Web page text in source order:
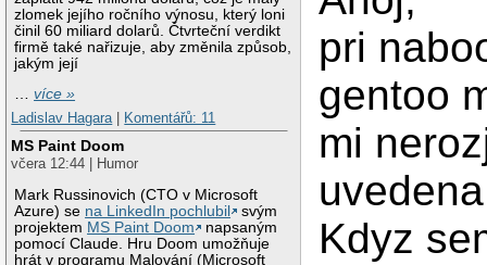
zlomek jejího ročního výnosu, který loni
činil 60 miliard dolarů. Čtvrteční verdikt
firmě také nařizuje, aby změnila způsob,
jakým její
…více »
Ladislav Hagara
Komentářů: 11
MS Paint Doom
včera 12:44 | Humor
Mark Russinovich (CTO v Microsoft
Azure) se na LinkedIn pochlubil
svým
projektem MS Paint Doom
napsaným
pomocí Claude. Hru Doom umožňuje
hrát v programu Malování (Microsoft
pri
gentoo
mi
Kdyz